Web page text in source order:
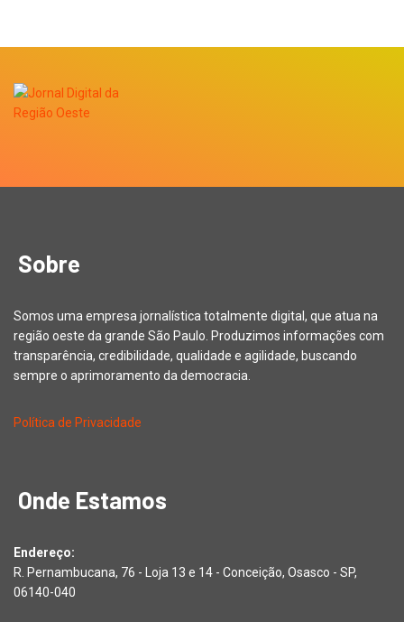
Sobre
Somos uma empresa jornalística totalmente digital, que atua na
região oeste da grande São Paulo. Produzimos informações com
transparência, credibilidade, qualidade e agilidade, buscando
sempre o aprimoramento da democracia.
Política de Privacidade
Onde Estamos
Endereço:
R. Pernambucana, 76 - Loja 13 e 14 - Conceição, Osasco - SP,
06140-040